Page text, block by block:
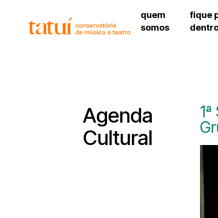
quem
somos
fique
Agenda
Cultural